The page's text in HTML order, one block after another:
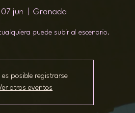
jun Granada
puede subir al escenario.
es posible registrarse
otros eventos